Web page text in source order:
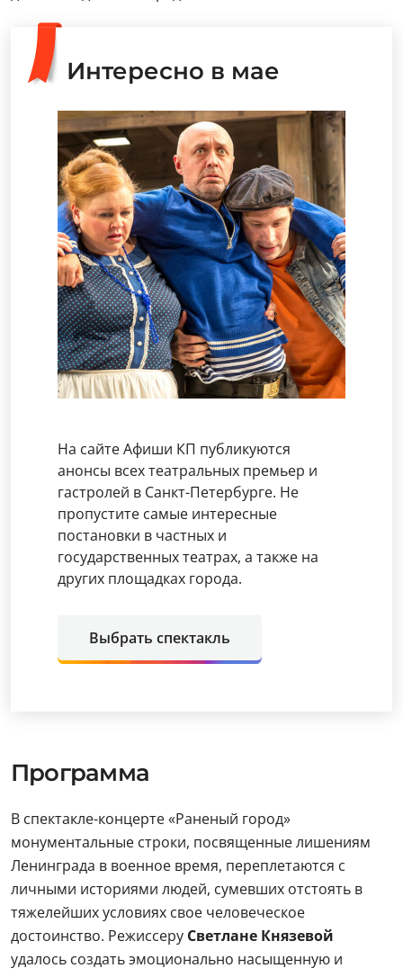
Интересно в мае
На сайте Афиши КП публикуются
анонсы всех театральных премьер и
гастролей в Санкт-Петербурге. Не
пропустите самые интересные
постановки в частных и
государственных театрах, а также на
других площадках города.
Выбрать спектакль
Программа
В спектакле-концерте «Раненый город»
монументальные строки, посвященные лишениям
Ленинграда в военное время, переплетаются с
личными историями людей, сумевших отстоять в
тяжелейших условиях свое человеческое
достоинство. Режиссеру Светлане Князевой
удалось создать эмоционально насыщенную и